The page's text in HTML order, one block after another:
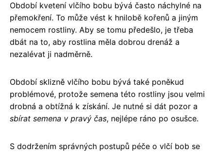
Období kvetení vlčího bobu bývá často náchylné na
přemokření. To může vést k hnilobě kořenů a jiným
nemocem rostliny. Aby se tomu předešlo, je třeba
dbát na to, aby rostlina měla dobrou drenáž a
nezalévat ji nadměrně.
Období sklizně vlčího bobu bývá také poněkud
problémové, protože semena této rostliny jsou velmi
drobná a obtížná k získání. Je nutné si dát pozor a
sbírat semena v pravý čas, nejlépe ráno po osušce.
S dodržením správných postupů péče o vlčí bob se